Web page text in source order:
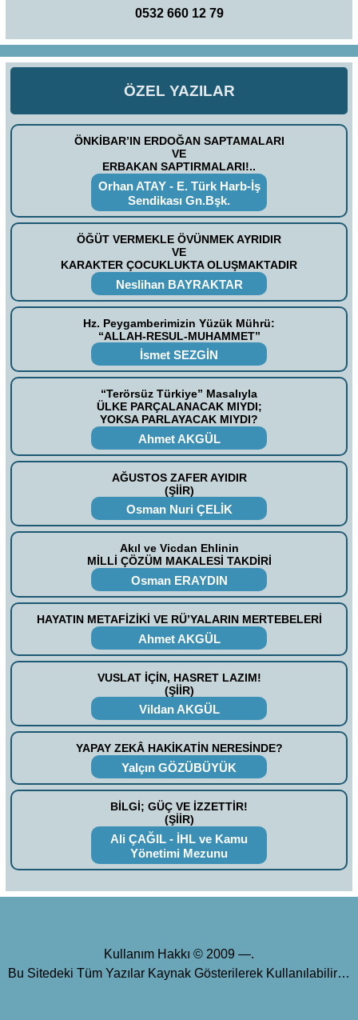
0532 660 12 79
ÖZEL YAZILAR
ÖNKİBAR’IN ERDOĞAN SAPTAMALARI
VE
ERBAKAN SAPTIRMALARI!..
Orhan ATAY - E. Türk Harb-İş
Sendikası Gn.Bşk.
ÖĞÜT VERMEKLE ÖVÜNMEK AYRIDIR
VE
KARAKTER ÇOCUKLUKTA OLUŞMAKTADIR
Neslihan BAYRAKTAR
Hz. Peygamberimizin Yüzük Mührü:
“ALLAH-RESUL-MUHAMMET”
İsmet SEZGİN
“Terörsüz Türkiye” Masalıyla
ÜLKE PARÇALANACAK MIYDI;
YOKSA PARLAYACAK MIYDI?
Ahmet AKGÜL
AĞUSTOS ZAFER AYIDIR
(ŞİİR)
Osman Nuri ÇELİK
Akıl ve Vicdan Ehlinin
MİLLİ ÇÖZÜM MAKALESİ TAKDİRİ
Osman ERAYDIN
HAYATIN METAFİZİKİ VE RÜ’YALARIN MERTEBELERİ
Ahmet AKGÜL
VUSLAT İÇİN, HASRET LAZIM!
(ŞİİR)
Vildan AKGÜL
YAPAY ZEKÂ HAKİKATİN NERESİNDE?
Yalçın GÖZÜBÜYÜK
BİLGİ; GÜÇ VE İZZETTİR!
(ŞİİR)
Ali ÇAĞIL - İHL ve Kamu
Yönetimi Mezunu
Kullanım Hakkı © 2009 —.
Bu Sitedeki Tüm Yazılar Kaynak Gösterilerek Kullanılabilir…